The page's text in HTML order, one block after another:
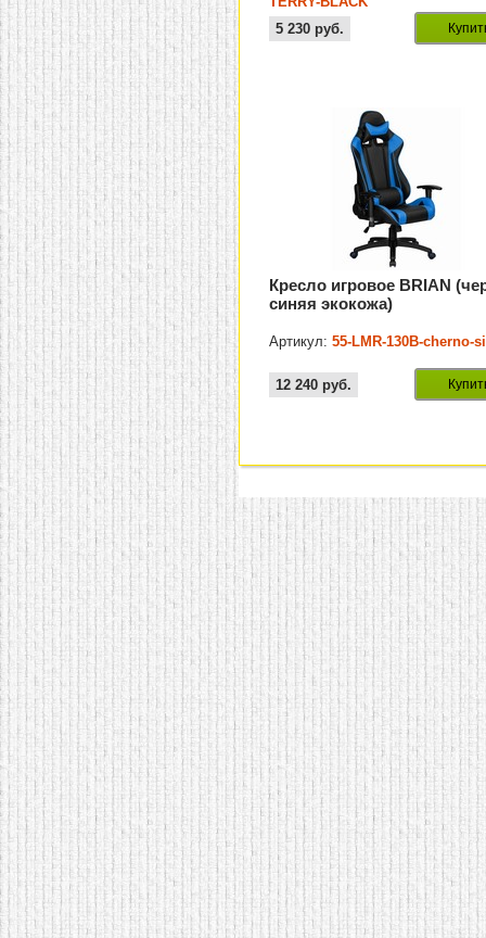
5 230 руб.
Кресло игровое BRIAN
синяя экокожа)
Артикул:55-LMR-130B-cherno-
12 240 руб.